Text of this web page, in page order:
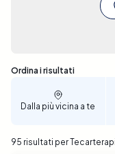
Sono stati trovati 95
Ordina i risultati
Dalla più vicina a te
95 risultati per